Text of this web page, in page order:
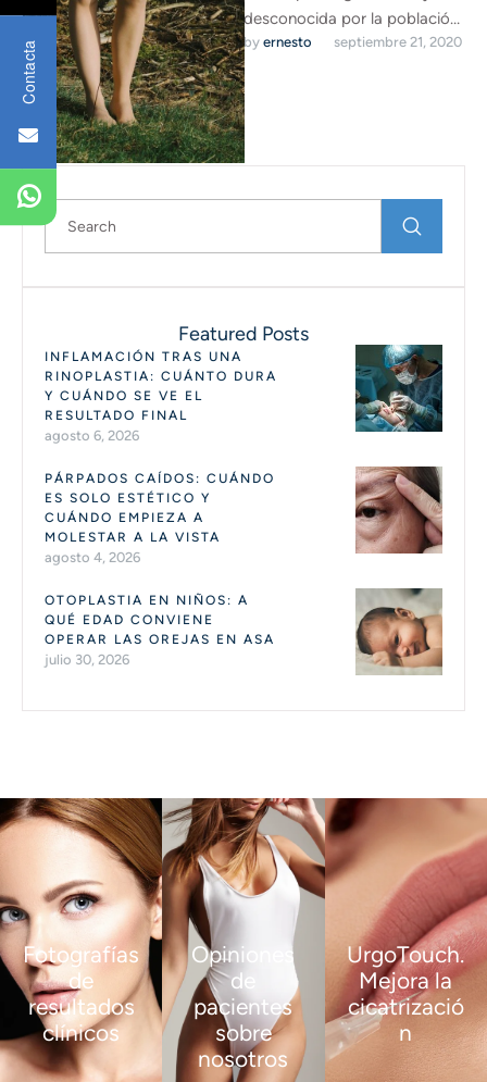
desconocida por la población
pero, con los expertos y los
tratamientos adecuados,
tiene …
by ernesto septiembre 21, 2020
Featured Posts
INFLAMACIÓN TRAS UNA
RINOPLASTIA: CUÁNTO DURA
Y CUÁNDO SE VE EL
RESULTADO FINAL
agosto 6, 2026
PÁRPADOS CAÍDOS: CUÁNDO
ES SOLO ESTÉTICO Y
CUÁNDO EMPIEZA A
MOLESTAR A LA VISTA
agosto 4, 2026
OTOPLASTIA EN NIÑOS: A
QUÉ EDAD CONVIENE
OPERAR LAS OREJAS EN ASA
julio 30, 2026
Contacta
Fotografías
de
resultados
clínicos
VER
Opiniones
de
pacientes
sobre
nosotros
UrgoTouch.
Mejora la
cicatrizació
n
VER